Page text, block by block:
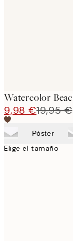
Watercolor
9,98 €19,95 €
Póster
Elige el tamaño